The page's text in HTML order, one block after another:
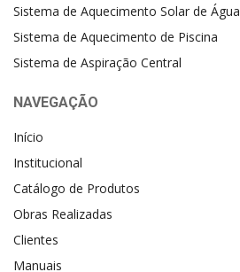
Sistema de Aquecimento Solar de Água
Sistema de Aquecimento de Piscina
Sistema de Aspiração Central
NAVEGAÇÃO
Início
Institucional
Catálogo de Produtos
Obras Realizadas
Clientes
Manuais